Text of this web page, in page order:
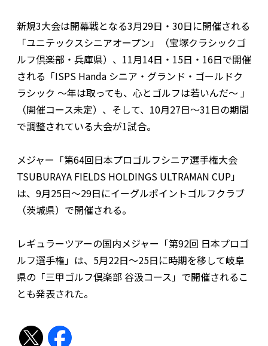
新規3大会は開幕戦となる3月29日・30日に開催される
「ユニテックスシニアオープン」（宝塚クラシックゴ
ルフ倶楽部・兵庫県）、11月14日・15日・16日で開催
される「ISPS Handa シニア・グランド・ゴールドク
ラシック 〜年は取っても、心とゴルフは若いんだ〜 」
（開催コース未定）、そして、10月27日〜31日の期間
で調整されている大会が1試合。
メジャー「第64回日本プロゴルフシニア選手権大会
TSUBURAYA FIELDS HOLDINGS ULTRAMAN CUP」
は、9月25日〜29日にイーグルポイントゴルフクラブ
（茨城県）で開催される。
レギュラーツアーの国内メジャー「第92回 日本プロゴ
ルフ選手権」は、5月22日～25日に時期を移して岐阜
県の「三甲ゴルフ倶楽部 谷汲コース」で開催されるこ
とも発表された。